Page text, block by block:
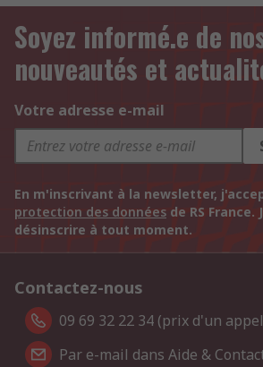
Soyez informé.e de
nouveautés et
Votre adresse e-mail
En m'inscrivant à la newsletter,
protection des données de RS France.
désinscrire à tout moment.
Contactez-nous
09 69 32 22 34 (prix d'un
Par e-mail dans Aide &